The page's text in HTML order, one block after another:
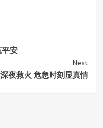
平安
Next
夜救火 危急时刻显真情